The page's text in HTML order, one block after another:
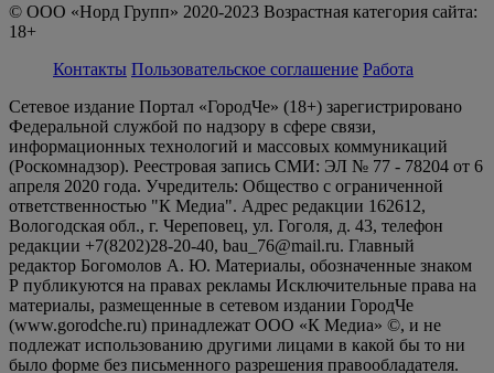
© ООО «Норд Групп» 2020-2023 Возрастная категория сайта:
18+
Контакты Пользовательское соглашение Работа
Сетевое издание Портал «ГородЧе» (18+) зарегистрировано
Федеральной службой по надзору в сфере связи,
информационных технологий и массовых коммуникаций
(Роскомнадзор). Реестровая запись СМИ: ЭЛ № 77 - 78204 от 6
апреля 2020 года. Учредитель: Общество с ограниченной
ответственностью "К Медиа". Адрес редакции 162612,
Вологодская обл., г. Череповец, ул. Гоголя, д. 43, телефон
редакции +7(8202)28-20-40, bau_76@mail.ru. Главный
редактор Богомолов А. Ю. Материалы, обозначенные знаком
Р публикуются на правах рекламы Исключительные права на
материалы, размещенные в сетевом издании ГородЧе
(www.gorodche.ru) принадлежат ООО «К Медиа» ©, и не
подлежат использованию другими лицами в какой бы то ни
было форме без письменного разрешения правообладателя.